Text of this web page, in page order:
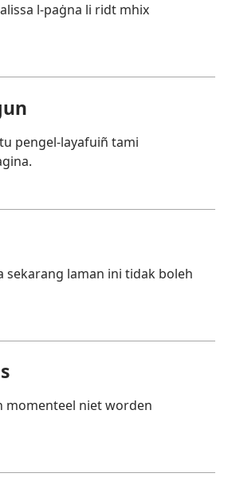
l-paġna li ridt mhix
pengel-layafuiñ tami
sekarang laman ini tidak boleh
momenteel niet worden